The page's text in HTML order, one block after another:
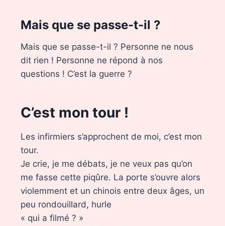
Mais que se passe-t-il ?
Mais que se passe-t-il ? Personne ne nous
dit rien ! Personne ne répond à nos
questions ! C’est la guerre ?
C’est mon tour !
Les infirmiers s’approchent de moi, c’est mon
tour.
Je crie, je me débats, je ne veux pas qu’on
me fasse cette piqûre. La porte s’ouvre alors
violemment et un chinois entre deux âges, un
peu rondouillard, hurle
« qui a filmé ? »